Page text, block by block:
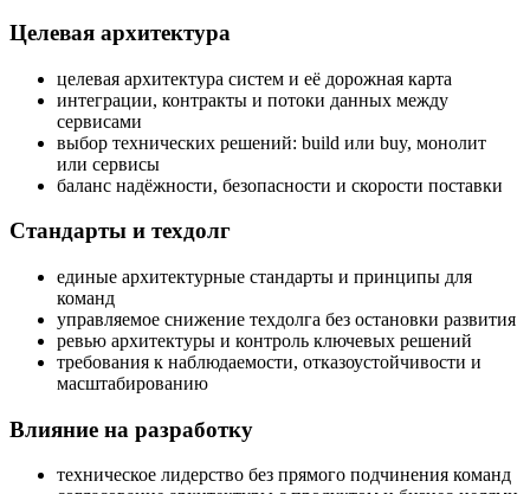
Целевая архитектура
целевая архитектура систем и её дорожная карта
интеграции, контракты и потоки данных между
сервисами
выбор технических решений: build или buy, монолит
или сервисы
баланс надёжности, безопасности и скорости поставки
Стандарты и техдолг
единые архитектурные стандарты и принципы для
команд
управляемое снижение техдолга без остановки развития
ревью архитектуры и контроль ключевых решений
требования к наблюдаемости, отказоустойчивости и
масштабированию
Влияние на разработку
техническое лидерство без прямого подчинения команд